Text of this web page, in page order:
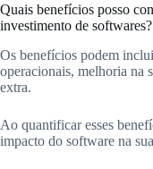
Quais benefícios posso
investimento de softwares?
Os benefícios podem
operacionais, melhoria na
extra.
Ao quantificar esses
impacto do software na